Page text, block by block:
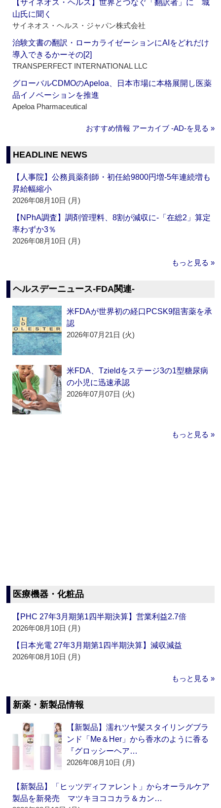
【サイネオス・ヘルス】世界とつなぐ「翻訳者」に 城
山氏に聞く
サイネオス・ヘルス・ジャパン株式会社
治験文書の翻訳・ローカライゼーションにAIをどれだけ
導入できるかーその[2]
TRANSPERFECT INTERNATIONAL LLC
グローバルCDMOのApeloa、日本市場に本格展開し医薬
品イノベーションを推進
Apeloa Pharmaceutical
おすすめ情報 アーカイブ ‐AD‐を見る »
HEADLINE NEWS
【人事院】公務員薬剤師・初任給9800円増‐5年連続増も
昇給幅縮小
2026年08月10日 (月)
【NPhA調査】調剤管理料、8割が減収に‐「在総2」算定
率わずか3％
2026年08月10日 (月)
もっと見る »
ヘルスデーニュース‐FDA関連‐
米FDAが世界初の経口PCSK9阻害薬を承
認
2026年07月21日 (火)
米FDA、Tzieldをステージ3の1型糖尿病
の小児に迅速承認
2026年07月07日 (火)
もっと見る »
医療機器・化粧品
【PHC 27年3月期第1四半期決算】営業利益2.7倍
2026年08月10日 (月)
【日本光電 27年3月期第1四半期決算】減収減益
2026年08月10日 (月)
もっと見る »
新薬・新製品情報
【新製品】濡れツヤ髪スタイリングブラ
ンド「Me＆Her」から香水のように香る
『グロッシーヘア…
2026年08月10日 (月)
【新製品】「ヒッツディファレント」からオーラルケア
製品を新発売 マツキヨココカラ＆カン…